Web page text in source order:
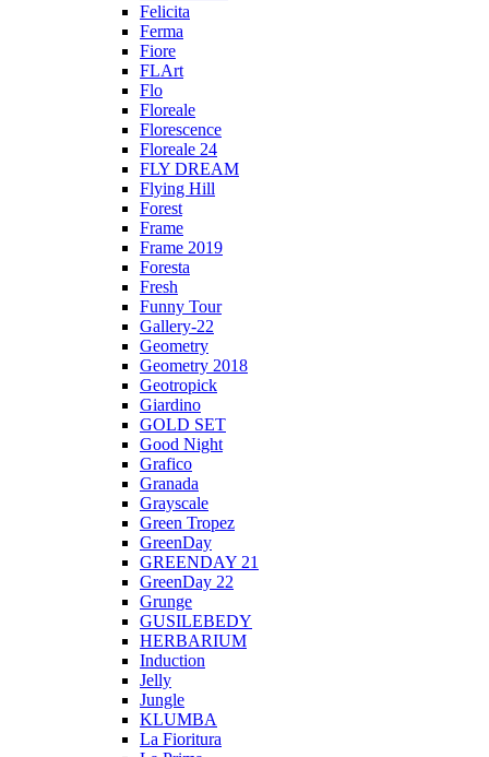
Felicita
Ferma
Fiore
FLArt
Flo
Floreale
Florescence
Floreale 24
FLY DREAM
Flying Hill
Forest
Frame
Frame 2019
Foresta
Fresh
Funny Tour
Gallery-22
Geometry
Geometry 2018
Geotropick
Giardino
GOLD SET
Good Night
Grafico
Granada
Grayscale
Green Tropez
GreenDay
GREENDAY 21
GreenDay 22
Grunge
GUSILEBEDY
HERBARIUM
Induction
Jelly
Jungle
KLUMBA
La Fioritura